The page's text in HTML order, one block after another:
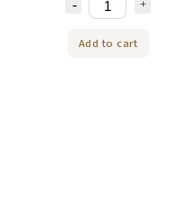
Add to cart